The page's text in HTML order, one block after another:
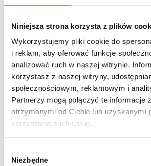
Niniejsza strona korzysta z plików
Wykorzystujemy pliki cookie do
i reklam, aby oferować funkcje
analizować ruch w naszej witrynie.
korzystasz z naszej witryny,
społecznościowym, reklamowym i
Partnerzy mogą połączyć te informacje
otrzymanymi od Ciebie lub uzyskanymi
korzystania z ich usług.
zgody
Niezbędne